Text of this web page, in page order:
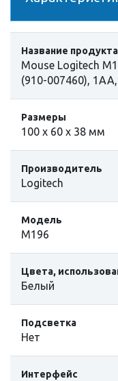
Название продукта
Mouse Logitech
(910-007460),
Размеры
100 х 60 х 38 мм
Производитель
Logitech
Модель
M196
Цвета,
Белый
Подсветка
Нет
Интерфейс